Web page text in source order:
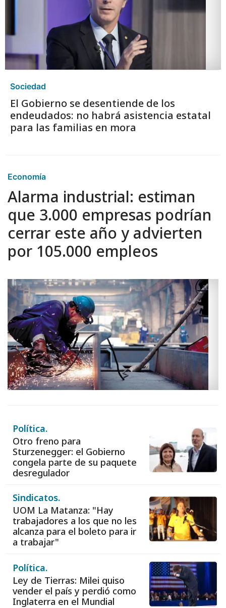
Sociedad
El Gobierno se desentiende de los
endeudados: no habrá asistencia estatal
para las familias en mora
Economía
Alarma industrial: estiman
que 3.000 empresas podrían
cerrar este año y advierten
por 105.000 empleos
Política.
Otro freno para
Sturzenegger: el Gobierno
congela parte de su paquete
desregulador
Sindicatos.
UOM La Matanza: "Hay
trabajadores a los que no les
alcanza para el boleto para ir
a trabajar"
Política.
Ley de Tierras: Milei quiso
vender el país y perdió como
Inglaterra en el Mundial